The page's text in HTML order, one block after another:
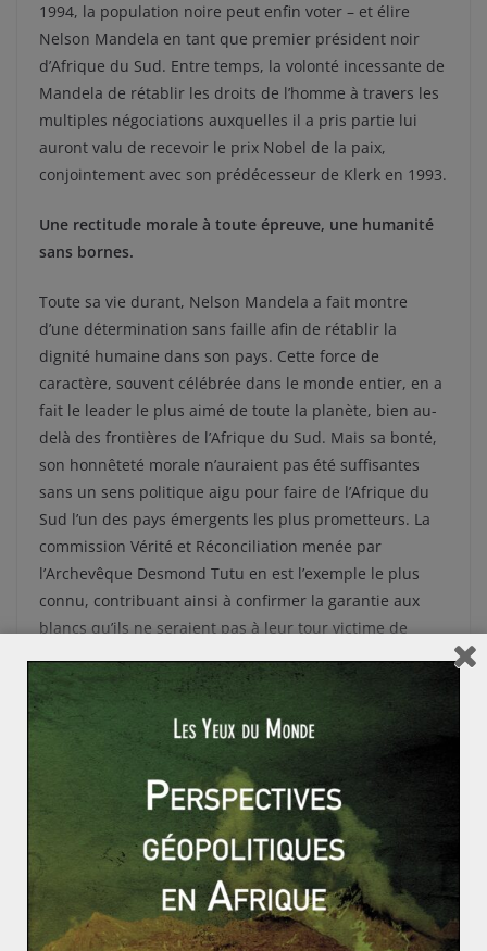
1994, la population noire peut enfin voter – et élire
Nelson Mandela en tant que premier président noir
d’Afrique du Sud. Entre temps, la volonté incessante de
Mandela de rétablir les droits de l’homme à travers les
multiples négociations auxquelles il a pris partie lui
auront valu de recevoir le prix Nobel de la paix,
conjointement avec son prédécesseur de Klerk en 1993.
Une rectitude morale à toute épreuve, une humanité
sans bornes.
Toute sa vie durant, Nelson Mandela a fait montre
d’une détermination sans faille afin de rétablir la
dignité humaine dans son pays. Cette force de
caractère, souvent célébrée dans le monde entier, en a
fait le leader le plus aimé de toute la planète, bien au-
delà des frontières de l’Afrique du Sud. Mais sa bonté,
son honnêteté morale n’auraient pas été suffisantes
sans un sens politique aigu pour faire de l’Afrique du
Sud l’un des pays émergents les plus prometteurs. La
commission Vérité et Réconciliation menée par
l’Archevêque Desmond Tutu en est l’exemple le plus
connu, contribuant ainsi à confirmer la garantie aux
blancs qu’ils ne seraient pas à leur tour victime de
D’une situation chaotique, frisant la guerre civile,
Mandela a su apaiser l’ensemble de ses concitoyens en
promouvant la justice sociale et en développant les
infrastructures publiques dans une sorte de New Deal
pour développer l’ensemble de la nation « Arc-en-ciel ».
Certes son bilan économique est social, notamment en
ce qui concerne la lutte contre le sida n’est pas
exceptionnel en tout point, mais c’est bien sous son
gouvernement que l’Afrique du Sud que nous